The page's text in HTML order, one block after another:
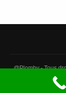
@Plomby - Tous